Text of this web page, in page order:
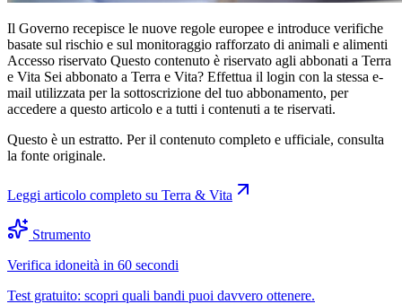
Il Governo recepisce le nuove regole europee e introduce verifiche
basate sul rischio e sul monitoraggio rafforzato di animali e alimenti
Accesso riservato Questo contenuto è riservato agli abbonati a Terra
e Vita Sei abbonato a Terra e Vita? Effettua il login con la stessa e-
mail utilizzata per la sottoscrizione del tuo abbonamento, per
accedere a questo articolo e a tutti i contenuti a te riservati.
Questo è un estratto. Per il contenuto completo e ufficiale, consulta
la fonte originale.
Leggi articolo completo su Terra & Vita
Strumento
Verifica idoneità in 60 secondi
Test gratuito: scopri quali bandi puoi davvero ottenere.